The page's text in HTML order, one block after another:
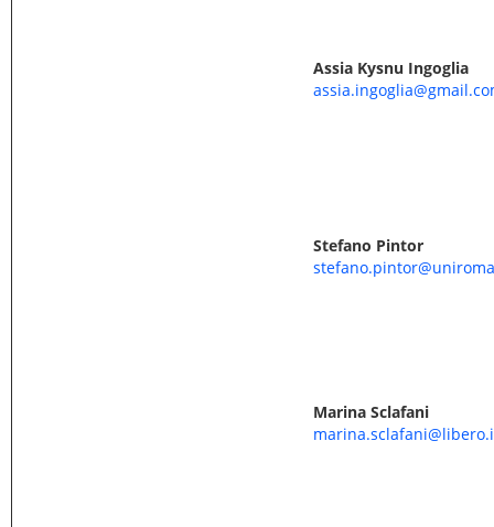
Assia Kysnu Ingoglia
Stefano Pintor
Marina Sclafani